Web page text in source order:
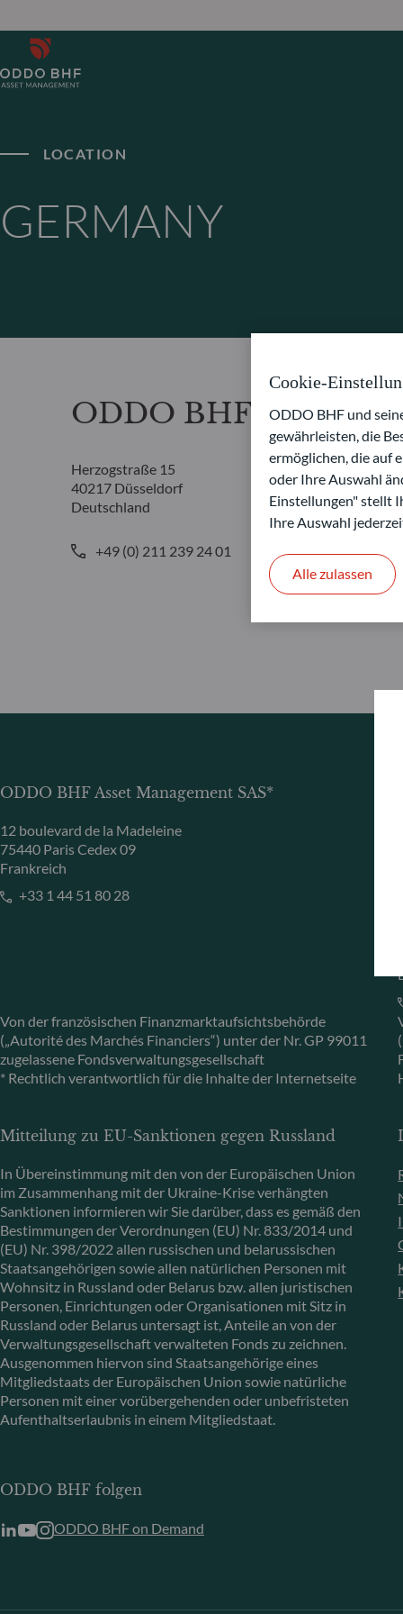
LOCATION
GERMANY
ODDO BHF Asset
Herzogstraße 15
40217 Düsseldorf
Deutschland
+49 (0) 211 239 24 01
ODDO BHF Asset Management SAS*
12 boulevard de la Madeleine
75440 Paris Cedex 09
Frankreich
+33 1 44 51 80 28
Von der französischen Finanzmarktaufsichtsbehörde
(„Autorité des Marchés Financiers“) unter der Nr. GP 99011
zugelassene Fondsverwaltungsgesellschaft
* Rechtlich verantwortlich für die Inhalte der Internetseite
Mitteilung zu EU-Sanktionen gegen Russland
In Übereinstimmung mit den von der Europäischen Union
im Zusammenhang mit der Ukraine-Krise verhängten
Sanktionen informieren wir Sie darüber, dass es gemäß den
Bestimmungen der Verordnungen (EU) Nr. 833/2014 und
(EU) Nr. 398/2022 allen russischen und belarussischen
Staatsangehörigen sowie allen natürlichen Personen mit
Wohnsitz in Russland oder Belarus bzw. allen juristischen
Personen, Einrichtungen oder Organisationen mit Sitz in
Russland oder Belarus untersagt ist, Anteile an von der
Verwaltungsgesellschaft verwalteten Fonds zu zeichnen.
Ausgenommen hiervon sind Staatsangehörige eines
Mitgliedstaats der Europäischen Union sowie natürliche
Personen mit einer vorübergehenden oder unbefristeten
Aufenthaltserlaubnis in einem Mitgliedstaat.
ODDO BHF folgen
ODDO BHF on Demand
Cookie-
ODDO BHF und
gewährleisten, die
ermöglichen, die auf
oder Ihre Auswahl
Einstellungen" stellt
Ihre Auswahl
Alle zulassen